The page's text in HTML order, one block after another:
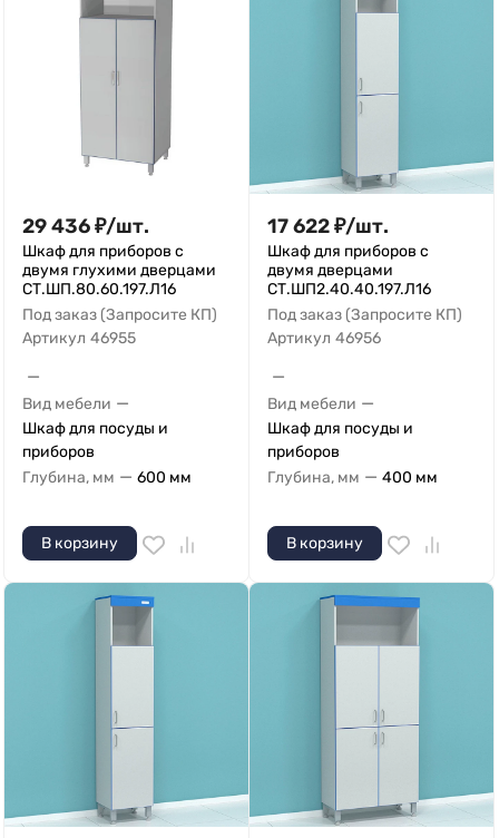
29 436₽/шт.
Шкаф для приборов с
двумя глухими дверцами
СТ.ШП.80.60.197.Л16
Под заказ (Запросите КП)
Артикул 46955
—
Вид мебели —
Шкаф для посуды и
приборов
Глубина, мм — 600 мм
В корзину
17 622₽/шт.
Шкаф для приборов с
двумя дверцами
СТ.ШП2.40.40.197.Л16
Под заказ (Запросите КП)
Артикул 46956
—
Вид мебели —
Шкаф для посуды и
приборов
Глубина, мм — 400 мм
В корзину